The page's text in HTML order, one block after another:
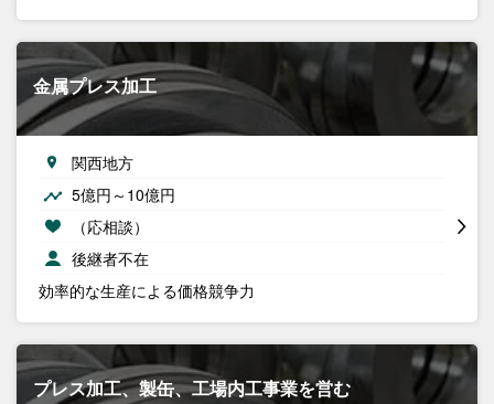
金属プレス加工
関西地方
5億円～10億円
（応相談）
後継者不在
効率的な生産による価格競争力
プレス加工、製缶、工場内工事業を営む